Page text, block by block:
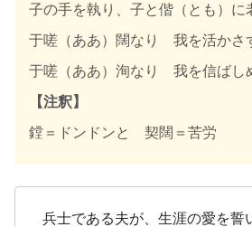
子の手を執り、子と偕（とも）に
于嗟（ああ）闊なり 我を活かさ
于嗟（ああ）洵なり 我を信ばし
【注釈】
鏜＝ドンドンと 契闊＝苦労
兵士である夫が、生涯の愛を誓